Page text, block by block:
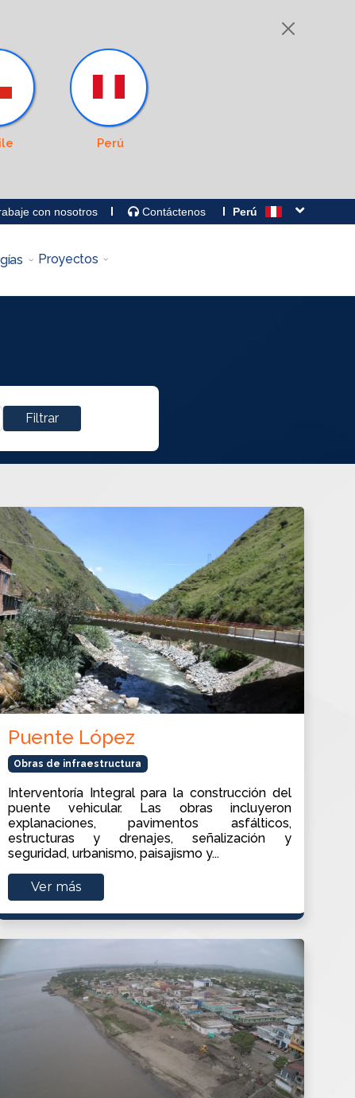
Perú
con nosotros Contáctenos Perú
Proyectos
Filtrar
Puente López
Obras de infraestructura
Interventoría Integral para la construcción del
puente vehicular. Las obras incluyeron
explanaciones, pavimentos asfálticos,
estructuras y drenajes, señalización y
seguridad, urbanismo, paisajismo y...
Ver más